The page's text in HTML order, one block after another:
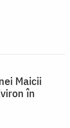
Maicii
în